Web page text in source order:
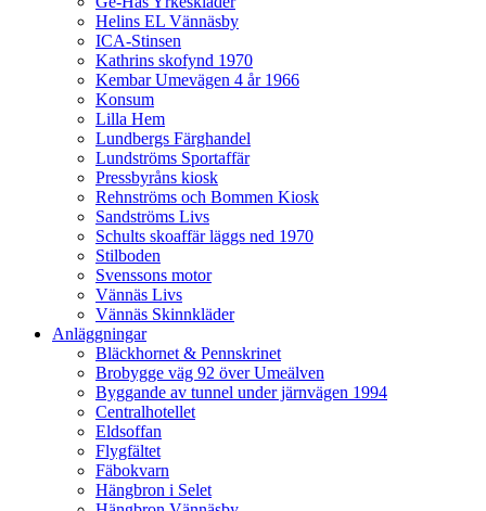
Helins EL Vännäsby
ICA-Stinsen
Kathrins skofynd 1970
Kembar Umevägen 4 år 1966
Konsum
Lilla Hem
Lundbergs Färghandel
Lundströms Sportaffär
Pressbyråns kiosk
Rehnströms och Bommen Kiosk
Sandströms Livs
Schults skoaffär läggs ned 1970
Stilboden
Svenssons motor
Vännäs Livs
Vännäs Skinnkläder
Anläggningar
Bläckhornet & Pennskrinet
Brobygge väg 92 över Umeälven
Byggande av tunnel under järnvägen 1994
Centralhotellet
Eldsoffan
Flygfältet
Fäbokvarn
Hängbron i Selet